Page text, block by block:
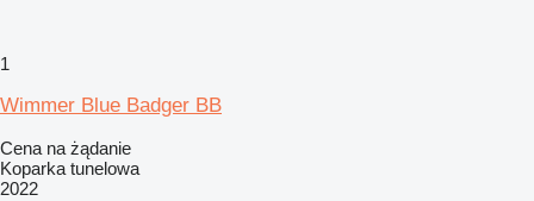
1
Wimmer Blue Badger BB
Cena na żądanie
Koparka tunelowa
2022